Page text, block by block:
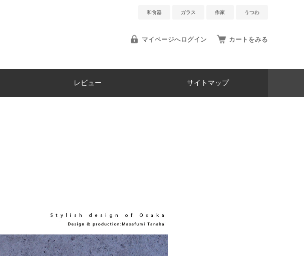
和食器 ガラス 作家 うつわ
マイページへログイン カートをみる
レビュー サイトマップ